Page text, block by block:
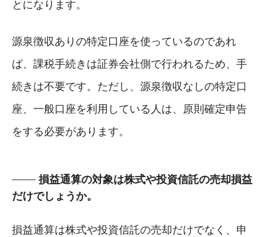
とになります。
源泉徴収ありの特定口座を使っているのであれ
ば、課税手続きは証券会社側で行われるため、手
続きは不要です。ただし、源泉徴収なしの特定口
座、一般口座を利用している人は、原則確定申告
をする必要があります。
損益通算の対象は株式や投資信託の売却損益
だけでしょうか。
損益通算は株式や投資信託の売却だけでなく、申